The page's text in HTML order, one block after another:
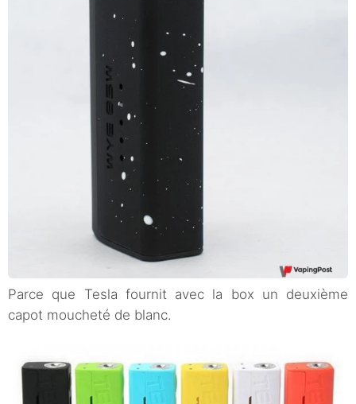
Parce que Tesla fournit avec la box un deuxième
capot moucheté de blanc.